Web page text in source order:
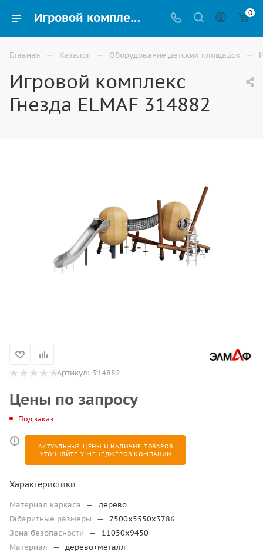
Игровой комплекс Гнезда ELMAF 314882 купить для улицы в Волгограде 0
Главная — Каталог — Оборудование детских площадок —
Игровой комплекс
Гнезда ELMAF 314882
Артикул: 314882
Цены по запросу
Под заказ
АКТУАЛЬНЫЕ ЦЕНЫ И НАЛИЧИЕ ТОВАРОВ
УТОЧНЯЙТЕ У МЕНЕДЖЕРОВ КОМПАНИИ
Характеристики
Материал каркаса —
дерево
Габаритные размеры
—
7500х5550х3786
Зона безопасности
—
11050х9450
Материал
—
дерево+металл